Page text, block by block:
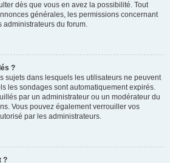
dès que vous en avez la possibilité. Tout
générales, les permissions concernant
administrateurs du forum.
?
sujets dans lesquels les utilisateurs ne peuvent
les sondages sont automatiquement expirés.
par un administrateur ou un modérateur du
Vous pouvez également verrouiller vos
par les administrateurs.
?